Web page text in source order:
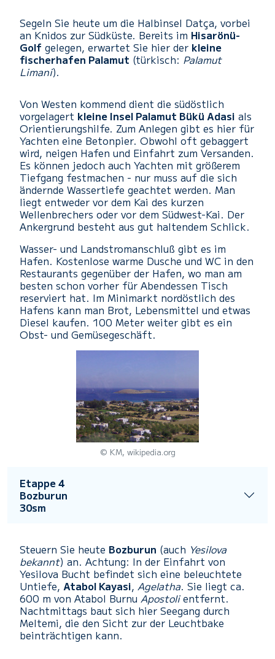
Segeln Sie heute um die Halbinsel Datça, vorbei
an Knidos zur Südküste. Bereits im Hisarönü-
Golf gelegen, erwartet Sie hier der kleine
fischerhafen Palamut (türkisch: Palamut
Limani).
Von Westen kommend dient die südöstlich
vorgelagert kleine Insel Palamut Bükü Adasi als
Orientierungshilfe. Zum Anlegen gibt es hier für
Yachten eine Betonpier. Obwohl oft gebaggert
wird, neigen Hafen und Einfahrt zum Versanden.
Es können jedoch auch Yachten mit größerem
Tiefgang festmachen - nur muss auf die sich
ändernde Wassertiefe geachtet werden. Man
liegt entweder vor dem Kai des kurzen
Wellenbrechers oder vor dem Südwest-Kai. Der
Ankergrund besteht aus gut haltendem Schlick.
Wasser- und Landstromanschluß gibt es im
Hafen. Kostenlose warme Dusche und WC in den
Restaurants gegenüber der Hafen, wo man am
besten schon vorher für Abendessen Tisch
reserviert hat. Im Minimarkt nordöstlich des
Hafens kann man Brot, Lebensmittel und etwas
Diesel kaufen. 100 Meter weiter gibt es ein
Obst- und Gemüsegeschäft.
© KM, wikipedia.org
Etappe 4
Bozburun
30sm
Steuern Sie heute Bozburun (auch Yesilova
bekannt) an. Achtung: In der Einfahrt von
Yesilova Bucht befindet sich eine beleuchtete
Untiefe, Atabol Kayasi, Agelatha. Sie liegt ca.
600 m von Atabol Burnu Apostolientfernt.
Nachtmittags baut sich hier Seegang durch
Meltemi, die den Sicht zur der Leuchtbake
beinträchtigen kann.